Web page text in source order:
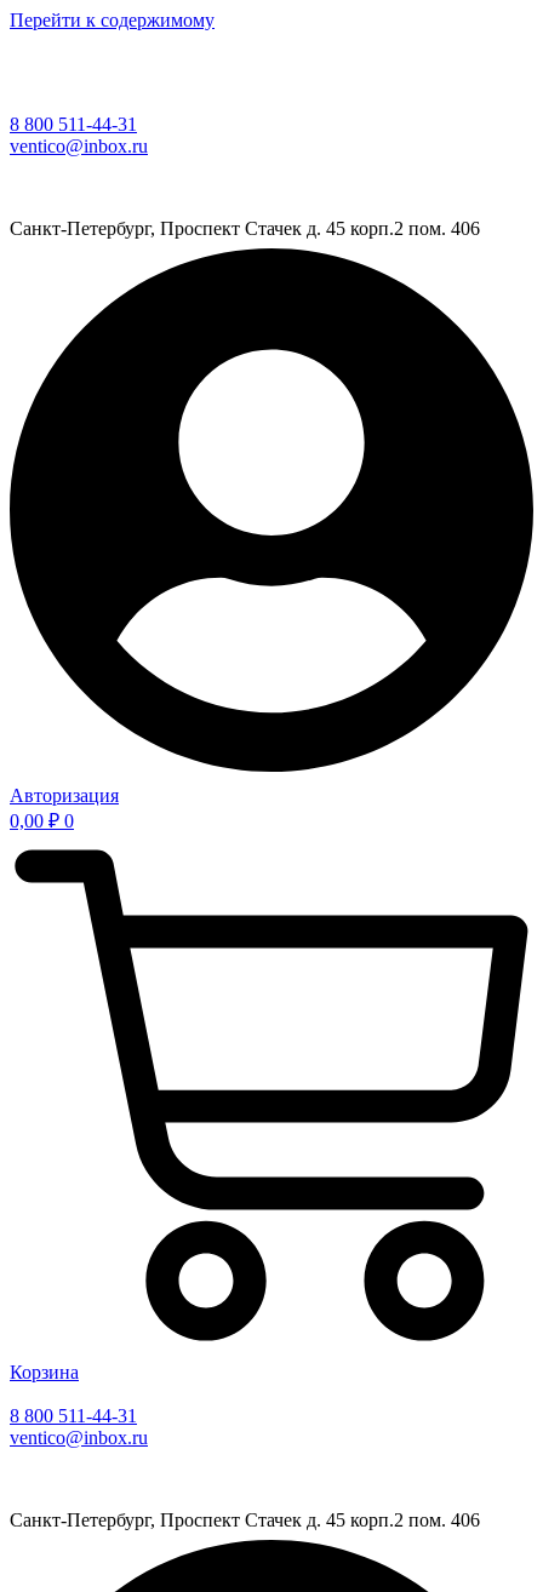
Перейти к содержимому
8 800 511-44-31
ventico@inbox.ru
Санкт-Петербург, Проспект Стачек д. 45 корп.2 пом. 406
Авторизация
0,00 ₽ 0
Корзина
8 800 511-44-31
ventico@inbox.ru
Санкт-Петербург, Проспект Стачек д. 45 корп.2 пом. 406